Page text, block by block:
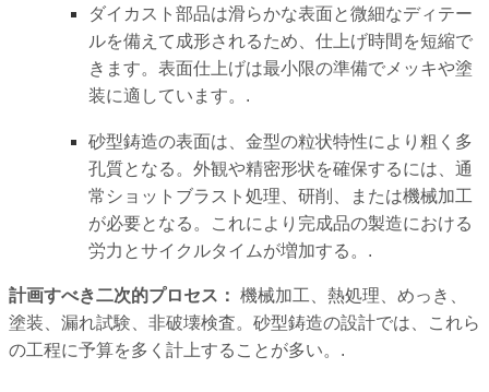
ダイカスト部品は滑らかな表面と微細なディテー
ルを備えて成形されるため、仕上げ時間を短縮で
きます。表面仕上げは最小限の準備でメッキや塗
装に適しています。.
砂型鋳造の表面は、金型の粒状特性により粗く多
孔質となる。外観や精密形状を確保するには、通
常ショットブラスト処理、研削、または機械加工
が必要となる。これにより完成品の製造における
労力とサイクルタイムが増加する。.
計画すべき二次的プロセス： 機械加工、熱処理、めっき、
塗装、漏れ試験、非破壊検査。砂型鋳造の設計では、これら
の工程に予算を多く計上することが多い。.